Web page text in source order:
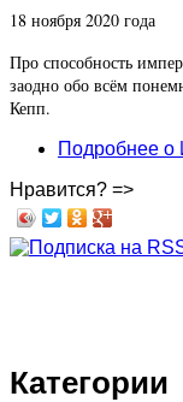
18 ноября 2020 года
Про способность
заодно обо всём
Кепп.
Подробнее о
Нравится? =>
Категории